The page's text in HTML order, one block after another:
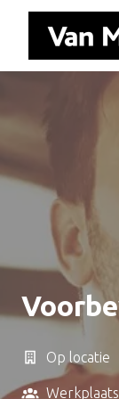
Overslaan
Homepagina
Op locatie